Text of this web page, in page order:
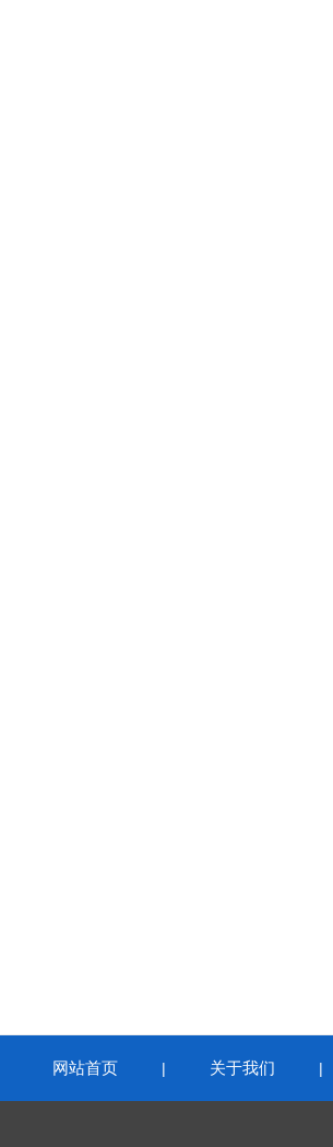
网站首页 | 关于我们 |